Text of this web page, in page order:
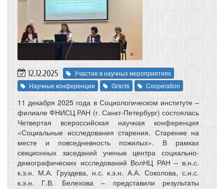
12.12.2025
Участие в научных мероприятиях
Научные конференции
Grants Cooperation
11 декабря 2025 года в Социологическом институте –
филиале ФНИСЦ РАН (г. Санкт-Петербург) состоялась
Четвертая всероссийская научная конференция
«Социальные исследования старения. Старение на
месте и повседневность пожилых». В рамках
секционных заседаний ученые центра социально-
демографических исследований ВолНЦ РАН – в.н.с.
к.э.н. М.А. Груздева, н.с. к.э.н. А.А. Соколова, с.н.с.
к.э.н. Г.В. Белехова – представили результаты